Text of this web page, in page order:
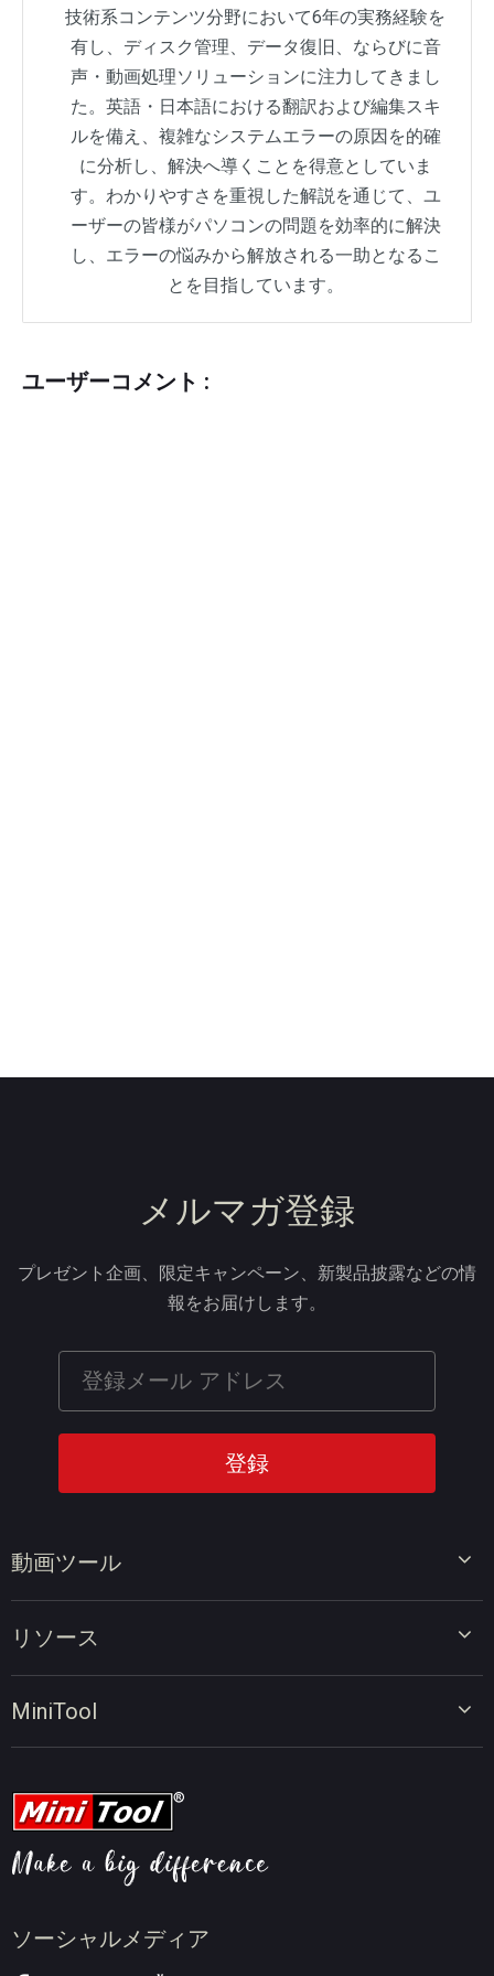
技術系コンテンツ分野において6年の実務経験を
有し、ディスク管理、データ復旧、ならびに音
声・動画処理ソリューションに注力してきまし
た。英語・日本語における翻訳および編集スキ
ルを備え、複雑なシステムエラーの原因を的確
に分析し、解決へ導くことを得意としていま
す。わかりやすさを重視した解説を通じて、ユ
ーザーの皆様がパソコンの問題を効率的に解決
し、エラーの悩みから解放される一助となるこ
とを目指しています。
ユーザーコメント :
ソーシャルメディア
動画ツール
ビデオコンバーター
リソース
動画圧縮のヒント
ニュース
MiniTool
メルマガ登録
プレゼント企画、限定キャンペーン、新製品披露などの情
報をお届けします。